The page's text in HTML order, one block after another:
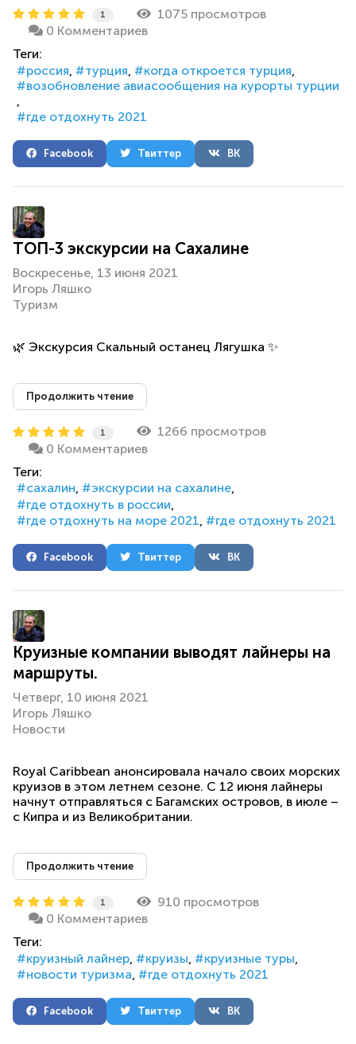
1
1075 просмотров
0 Комментариев
Теги:
россия
турция
когда откроется турция
возобновление авиасообщения на курорты турции
где отдохнуть 2021
Facebook Твиттер ВК
ТОП-3 экскурсии на Сахалине
Воскресенье, 13 июня 2021
Игорь Ляшко
Туризм
🌿 Экскурсия Скальный останец Лягушка ✨
Продолжить чтение
1
1266 просмотров
0 Комментариев
Теги:
сахалин
экскурсии на сахалине
где отдохнуть в россии
где отдохнуть на море 2021
где отдохнуть 2021
Facebook Твиттер ВК
Круизные компании выводят лайнеры на
маршруты.
Четверг, 10 июня 2021
Игорь Ляшко
Новости
Royal Caribbean анонсировала начало своих морских
круизов в этом летнем сезоне. С 12 июня лайнеры
начнут отправляться с Багамских островов, в июле –
с Кипра и из Великобритании.
Продолжить чтение
1
910 просмотров
0 Комментариев
Теги:
круизный лайнер
круизы
круизные туры
новости туризма
где отдохнуть 2021
Facebook Твиттер ВК